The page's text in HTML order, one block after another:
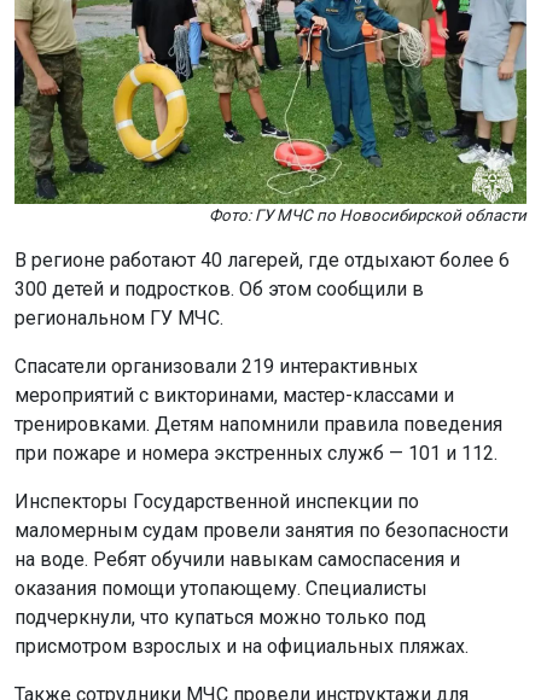
Фото: ГУ МЧС по Новосибирской области
В регионе работают 40 лагерей, где отдыхают более 6
300 детей и подростков. Об этом сообщили в
региональном ГУ МЧС.
Спасатели организовали 219 интерактивных
мероприятий с викторинами, мастер-классами и
тренировками. Детям напомнили правила поведения
при пожаре и номера экстренных служб — 101 и 112.
Инспекторы Государственной инспекции по
маломерным судам провели занятия по безопасности
на воде. Ребят обучили навыкам самоспасения и
оказания помощи утопающему. Специалисты
подчеркнули, что купаться можно только под
присмотром взрослых и на официальных пляжах.
Также сотрудники МЧС провели инструктажи для